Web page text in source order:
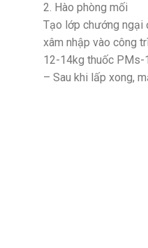
2. Hào phòng mối
Tạo lớp chướng ngại
xâm nhập vào công
12-14kg thuốc PMs-
– Sau khi lấp xong,